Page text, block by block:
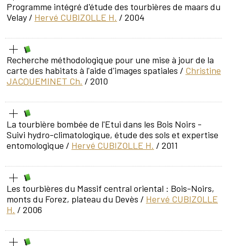
Programme intégré d'étude des tourbières de maars du
Velay / Hervé CUBIZOLLE H. / 2004
Recherche méthodologique pour une mise à jour de la
carte des habitats à l'aide d'images spatiales / Christine
JACQUEMINET Ch. / 2010
La tourbière bombée de l'Etui dans les Bois Noirs -
Suivi hydro-climatologique, étude des sols et expertise
entomologique / Hervé CUBIZOLLE H. / 2011
Les tourbières du Massif central oriental : Bois-Noirs,
monts du Forez, plateau du Devès / Hervé CUBIZOLLE
H. / 2006